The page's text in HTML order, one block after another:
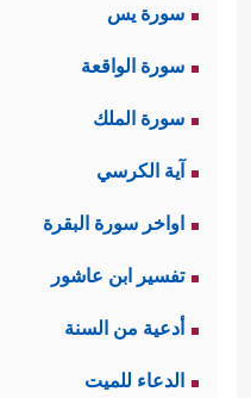
سورة يس
سورة الواقعة
سورة الملك
آية الكرسي
اواخر سورة البقرة
تفسير ابن عاشور
أدعية من السنة
الدعاء للميت